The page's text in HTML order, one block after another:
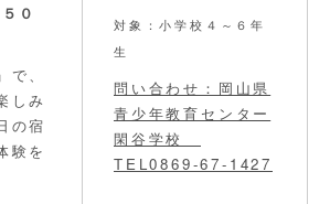
０
で、
しみ
の宿
験を
対象：小学校４～６年
生
問い合わせ：岡山県
青少年教育センター
閑谷学校
TEL0869-67-1427